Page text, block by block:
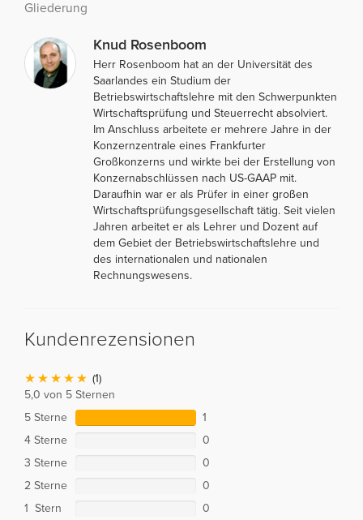
Gliederung
Knud Rosenboom
Herr Rosenboom hat an der Universität des
Saarlandes ein Studium der
Betriebswirtschaftslehre mit den Schwerpunkten
Wirtschaftsprüfung und Steuerrecht absolviert.
Im Anschluss arbeitete er mehrere Jahre in der
Konzernzentrale eines Frankfurter
Großkonzerns und wirkte bei der Erstellung von
Konzernabschlüssen nach US-GAAP mit.
Daraufhin war er als Prüfer in einer großen
Wirtschaftsprüfungsgesellschaft tätig. Seit vielen
Jahren arbeitet er als Lehrer und Dozent auf
dem Gebiet der Betriebswirtschaftslehre und
des internationalen und nationalen
Rechnungswesens.
Kundenrezensionen
(1)
5,0 von 5 Sternen
5 Sterne
1
4 Sterne
0
3 Sterne
0
2 Sterne
0
1 Stern
0